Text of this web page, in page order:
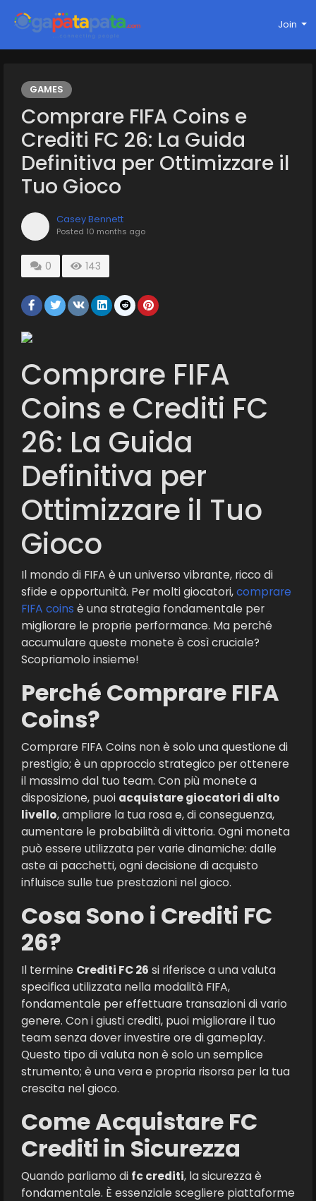
Join
GAMES
Comprare FIFA Coins e
Crediti FC 26: La Guida
Definitiva per Ottimizzare il
Tuo Gioco
Casey Bennett
Posted 10 months ago
0 143
Comprare FIFA
Coins e Crediti FC
26: La Guida
Definitiva per
Ottimizzare il Tuo
Gioco
Il mondo di FIFA è un universo vibrante, ricco di
sfide e opportunità. Per molti giocatori,comprare
FIFA coins è una strategia fondamentale per
migliorare le proprie performance. Ma perché
accumulare queste monete è così cruciale?
Scopriamolo insieme!
Perché Comprare FIFA
Coins?
Comprare FIFA Coins non è solo una questione di
prestigio; è un approccio strategico per ottenere
il massimo dal tuo team. Con più monete a
disposizione, puoi acquistare giocatori di alto
livello, ampliare la tua rosa e, di conseguenza,
aumentare le probabilità di vittoria. Ogni moneta
può essere utilizzata per varie dinamiche: dalle
aste ai pacchetti, ogni decisione di acquisto
influisce sulle tue prestazioni nel gioco.
Cosa Sono i Crediti FC
26?
Il termine Crediti FC 26 si riferisce a una valuta
specifica utilizzata nella modalità FIFA,
fondamentale per effettuare transazioni di vario
genere. Con i giusti crediti, puoi migliorare il tuo
team senza dover investire ore di gameplay.
Questo tipo di valuta non è solo un semplice
strumento; è una vera e propria risorsa per la tua
crescita nel gioco.
Come Acquistare FC
Crediti in Sicurezza
Quando parliamo di fc crediti, la sicurezza è
fondamentale. È essenziale scegliere piattaforme